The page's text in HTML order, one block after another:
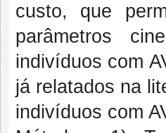
custo, que
parâmetros
indivíduos com
já relatados na
indivíduos com